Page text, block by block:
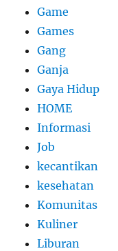
Game
Games
Gang
Ganja
Gaya Hidup
HOME
Informasi
Job
kecantikan
kesehatan
Komunitas
Kuliner
Liburan